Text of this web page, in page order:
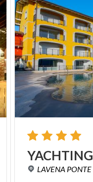
YACHTING
LAVENA PONTE